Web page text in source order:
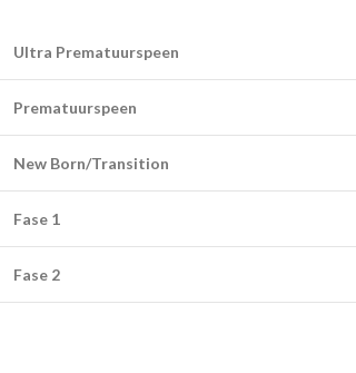
Ultra Prematuurspeen
Prematuurspeen
New Born/Transition
Fase 1
Fase 2